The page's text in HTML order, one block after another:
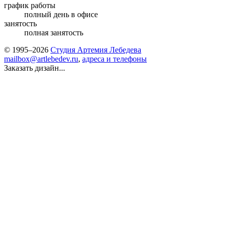
график работы
полный день в офисе
занятость
полная занятость
© 1995–2026 Студия Артемия Лебедева
mailbox@artlebedev.ru, адреса и телефоны
Заказать дизайн...